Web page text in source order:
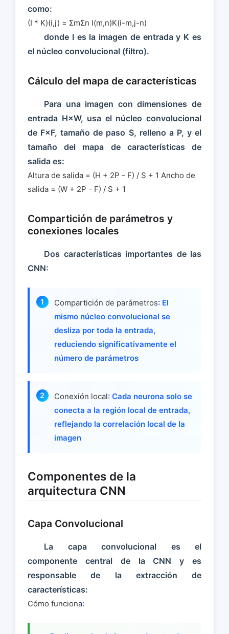
como:
(I * K)(i,j) = ΣmΣn I(m,n)K(i-m,j-n)
donde I es la imagen de entrada y K es
el núcleo convolucional (filtro).
Cálculo del mapa de características
Para una imagen con dimensiones de
entrada H×W, usa el núcleo convolucional
de F×F, tamaño de paso S, relleno a P, y el
tamaño del mapa de características de
salida es:
Altura de salida = (H + 2P - F) / S + 1 Ancho de
salida = (W + 2P - F) / S + 1
Compartición de parámetros y
conexiones locales
Dos características importantes de las
CNN:
Compartición de parámetros: El
mismo núcleo convolucional se
desliza por toda la entrada,
reduciendo significativamente el
número de parámetros
Conexión local: Cada neurona solo se
conecta a la región local de entrada,
reflejando la correlación local de la
imagen
Componentes de la
arquitectura CNN
Capa Convolucional
La capa convolucional es el
componente central de la CNN y es
responsable de la extracción de
características:
Cómo funciona: